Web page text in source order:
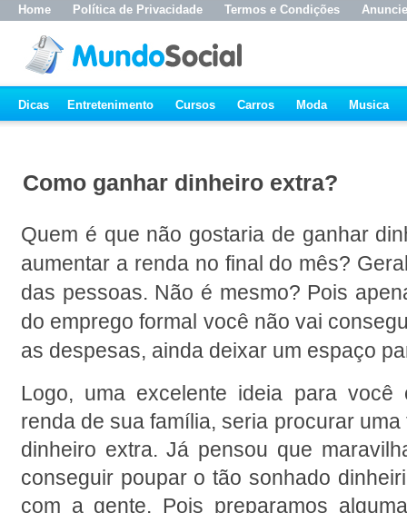
Home Política de Privacidade Termos e Condições Anuncie
Dicas Entretenimento Cursos Carros Moda Musica
Como ganhar dinheiro extra?
Quem é que não gostaria de ganhar
aumentar a renda no final do mês?
das pessoas. Não é mesmo? Pois
do emprego formal você não vai
as despesas, ainda deixar um espaço
Logo, uma excelente ideia para você
renda de sua família, seria procurar
dinheiro extra. Já pensou que
conseguir poupar o tão sonhado
com a gente. Pois preparamos